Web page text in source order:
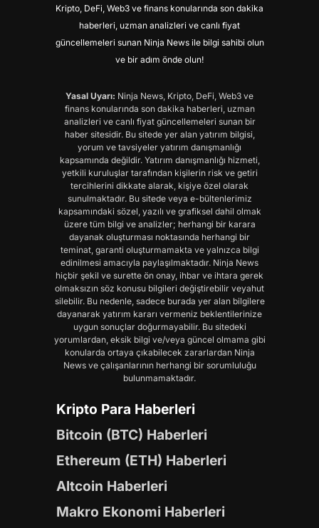
Kripto, DeFi, Web3 ve finans konularında son dakika
haberleri, uzman analizleri ve canlı fiyat
güncellemeleri sunan Ninja News ile bilgi sahibi olun
ve bir adım önde olun!
Yasal Uyarı: Ninja News, Kripto, DeFi, Web3 ve
finans konularında son dakika haberleri, uzman
analizleri ve canlı fiyat güncellemeleri sunan bir
haber sitesidir. Bu sitede yer alan yatırım bilgisi,
yorum ve tavsiyeler yatırım danışmanlığı
kapsamında değildir. Yatırım danışmanlığı hizmeti,
yetkili kuruluşlar tarafından kişilerin risk ve getiri
tercihlerini dikkate alarak, kişiye özel olarak
sunulmaktadır. Bu sitede veya e-bültenlerimiz
kapsamındaki sözel, yazılı ve grafiksel dahil olmak
üzere tüm bilgi ve analizler; herhangi bir karara
dayanak oluşturması noktasında herhangi bir
teminat, garanti oluşturmamakta ve yalnızca bilgi
edinilmesi amacıyla paylaşılmaktadır. Ninja News
hiçbir şekil ve surette ön onay, ihbar ve ihtara gerek
olmaksızın söz konusu bilgileri değiştirebilir veyahut
silebilir. Bu nedenle, sadece burada yer alan bilgilere
dayanarak yatırım kararı vermeniz beklentilerinize
uygun sonuçlar doğurmayabilir. Bu sitedeki
yorumlardan, eksik bilgi ve/veya güncel olmama gibi
konularda ortaya çıkabilecek zararlardan Ninja
News ve çalışanlarının herhangi bir sorumluluğu
bulunmamaktadır.
Kripto Para Haberleri
Bitcoin (BTC) Haberleri
Ethereum (ETH) Haberleri
Altcoin Haberleri
Makro Ekonomi Haberleri